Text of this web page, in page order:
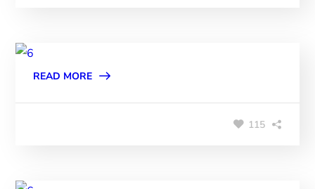
READ MORE
115